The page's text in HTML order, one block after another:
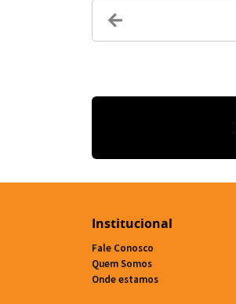
Institucional
Fale Conosco
Quem Somos
Onde estamos